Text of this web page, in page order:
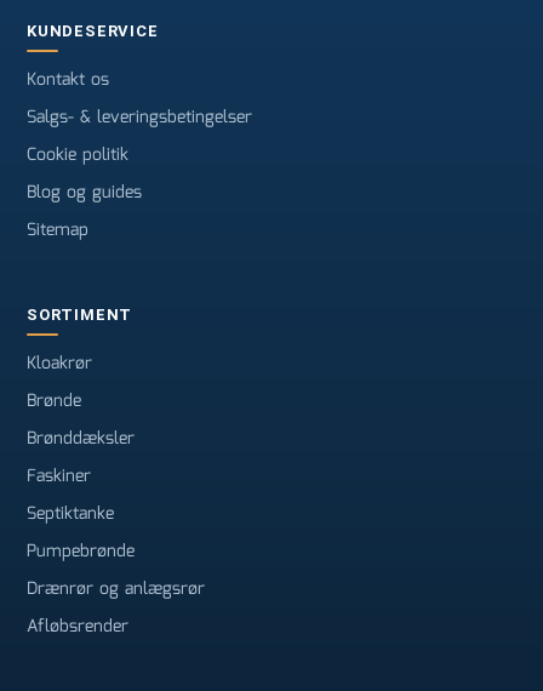
KUNDESERVICE
Kontakt os
Salgs- & leveringsbetingelser
Cookie politik
Blog og guides
Sitemap
SORTIMENT
Kloakrør
Brønde
Brønddæksler
Faskiner
Septiktanke
Pumpebrønde
Drænrør og anlægsrør
Afløbsrender